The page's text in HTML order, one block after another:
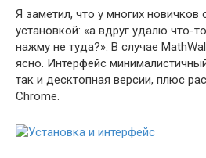
Я заметил, что у многих новичков
установкой: «а вдруг удалю что-
нажму не туда?». В случае
ясно. Интерфейс
так и десктопная версии, плюс
Chrome.